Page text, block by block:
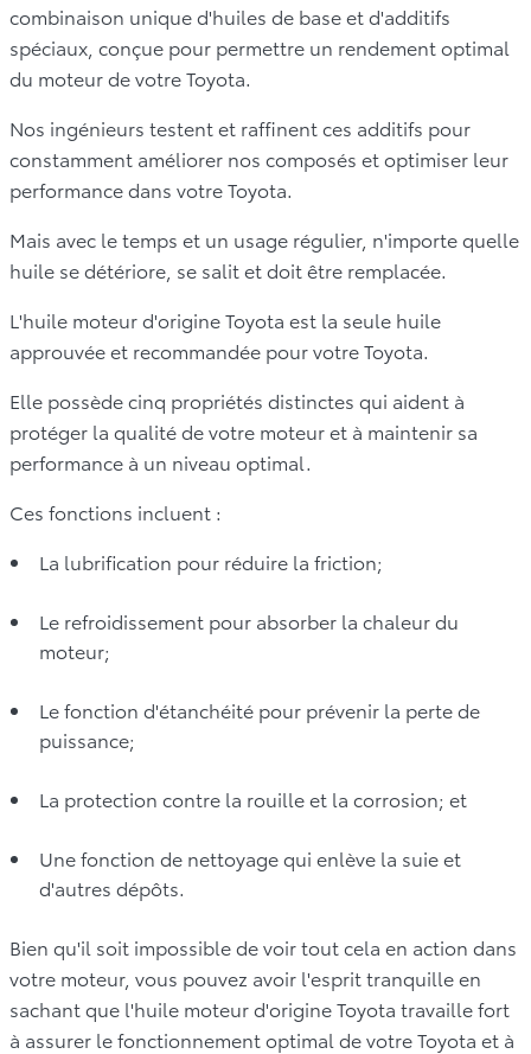
combinaison unique d'huiles de base et d'additifs
spéciaux, conçue pour permettre un rendement optimal
du moteur de votre Toyota.
Nos ingénieurs testent et raffinent ces additifs pour
constamment améliorer nos composés et optimiser leur
performance dans votre Toyota.
Mais avec le temps et un usage régulier, n'importe quelle
huile se détériore, se salit et doit être remplacée.
L'huile moteur d'origine Toyota est la seule huile
approuvée et recommandée pour votre Toyota.
Elle possède cinq propriétés distinctes qui aident à
protéger la qualité de votre moteur et à maintenir sa
performance à un niveau optimal.
Ces fonctions incluent :
La lubrification pour réduire la friction;
Le refroidissement pour absorber la chaleur du
moteur;
Le fonction d'étanchéité pour prévenir la perte de
puissance;
La protection contre la rouille et la corrosion; et
Une fonction de nettoyage qui enlève la suie et
d'autres dépôts.
Bien qu'il soit impossible de voir tout cela en action dans
votre moteur, vous pouvez avoir l'esprit tranquille en
sachant que l'huile moteur d'origine Toyota travaille fort
à assurer le fonctionnement optimal de votre Toyota et à